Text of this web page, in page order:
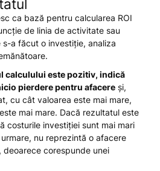
ca bază pentru calcularea ROI
de linia de activitate sau
s-a făcut o investiție, analiza
calculului este pozitiv, indică
pierdere pentru afacereși,
cu cât valoarea este mai mare,
mai mare. Dacă rezultatul este
costurile investiției sunt mai mari
nu reprezintă o afacere
deoarece corespunde unei